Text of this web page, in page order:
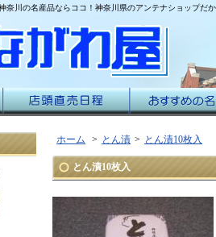
奈川の名産品ならココ！神奈川県のアンテナショップだ
ホーム > とん漬 > とん漬10枚入
とん漬10枚入